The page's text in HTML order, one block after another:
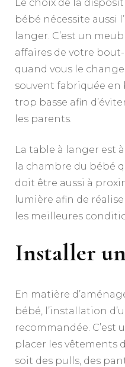
Le choix de la
bébé nécessite aussi
langer. C’est un
affaires de votre
quand vous le
souvent fabriquée en
trop basse afin
les parents.
La table à langer est
la chambre du bébé
doit être aussi à
lumière afin de
les meilleures
Installer
En matière
bébé, l’installation
recommandée. C’est
placer les vêtements
soit des pulls, des